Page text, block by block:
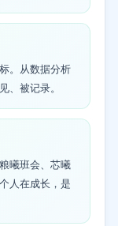
。从数据分析
被记录。
曦班会、芯曦
人在成长，是